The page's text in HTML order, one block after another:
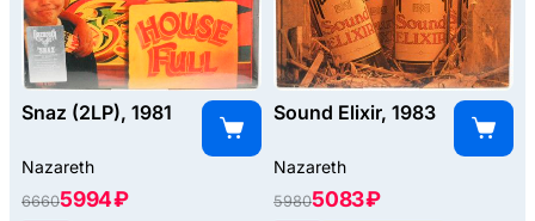
Snaz (2LP), 1981
Nazareth
66605994 ₽
Sound Elixir, 1983
Nazareth
59805083 ₽